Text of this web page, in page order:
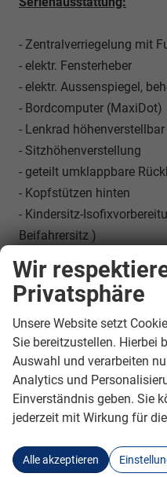
- Zentralverriegelung mit
- elektr. Fensterheber
- elektr. Aussenspiegel,
- Bordcomputer (MaxiDot)
- Lenkrad höhenverstellbar
- Sitzhöhenverstellung
- geteilt umklappbare
- Kopfstützen hinten
- Kindersitz-
Beifahrersitz )
- Servolenkung
- Colorverglasung
- Speedlimiter
- Lichtautomatik
- Laderaumabdeckung
- Wegfahrsperre
- Fahrerairbag
- Beifahrerairbag (
- Seitenairbags
Wir
Privatsphäre
Unsere Website setzt
Sie bereitzustellen. Hierbei
Auswahl und verarbeiten
Analytics und
Einverständnis geben. Sie
jederzeit mit Wirkung für
Alle akzeptieren